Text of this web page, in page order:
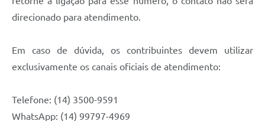
direcionado para atendimento.
Em caso de dúvida, os contribuintes devem utilizar
exclusivamente os canais oficiais de atendimento:
Telefone: (14) 3500-9591
WhatsApp: (14) 99797-4969